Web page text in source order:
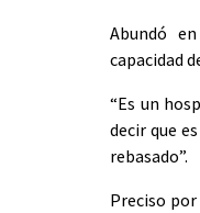
Abundó
capacidad
“Es un
decir que
rebasado”.
Preciso